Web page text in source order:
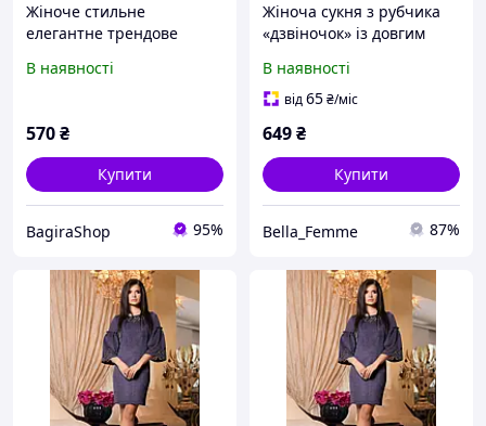
Жіноче стильне
елегантне трендове
мустанг рубчик 42-46
В наявності
570₴
Купити
BagiraShop 95%
Жіноча сукня з рубчика
«дзвіночок» із довгим
В наявності
від65₴/міс
649₴
Купити
Bella_Femme 87%